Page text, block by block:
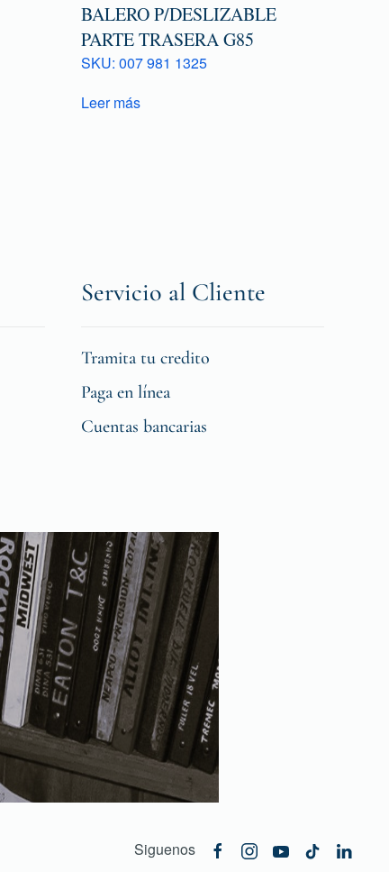
BALERO P/DESLIZABLE
PARTE TRASERA G85
SKU: 007 981 1325
Leer más
Servicio al Cliente
Tramita tu credito
Paga en línea
Cuentas bancarias
Siguenos